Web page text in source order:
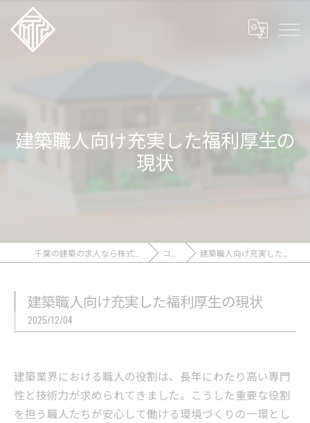
建築職人向け充実した福利厚生の
現状
コラム 建築職人向け充実した福利厚生の現状
建築職人向け充実した福利厚生の現状
2025/12/04
建築業界における職人の役割は、長年にわたり高い専門
性と技術力が求められてきました。こうした重要な役割
を担う職人たちが安心して働ける環境づくりの一環とし